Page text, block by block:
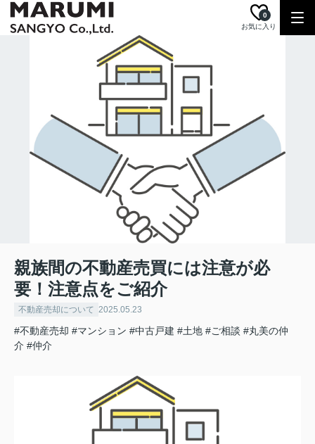
お気に入り
0
親族間の不動産売買には注意が必
要！注意点をご紹介
不動産売却について 2025.05.23
#不動産売却 #マンション #中古戸建 #土地 #ご相談 #丸美の仲
介 #仲介